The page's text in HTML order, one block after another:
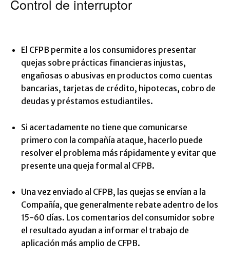
Control de interruptor
El CFPB permite a los consumidores presentar
quejas sobre prácticas financieras injustas,
engañosas o abusivas en productos como cuentas
bancarias, tarjetas de crédito, hipotecas, cobro de
deudas y préstamos estudiantiles.
Si acertadamente no tiene que comunicarse
primero con la compañía ataque, hacerlo puede
resolver el problema más rápidamente y evitar que
presente una queja formal al CFPB.
Una vez enviado al CFPB, las quejas se envían a la
Compañía, que generalmente rebate adentro de los
15-60 días. Los comentarios del consumidor sobre
el resultado ayudan a informar el trabajo de
aplicación más amplio de CFPB.